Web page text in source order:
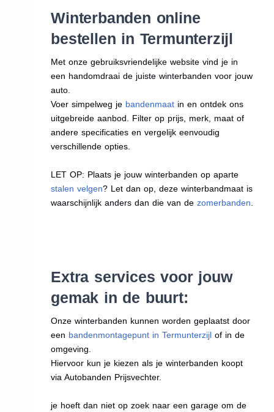
Winterbanden online
bestellen in Termunterzijl
Met onze gebruiksvriendelijke website vind je in
een handomdraai de juiste winterbanden voor jouw
auto.
Voer simpelweg je bandenmaat in en ontdek ons
uitgebreide aanbod. Filter op prijs, merk, maat of
andere specificaties en vergelijk eenvoudig
verschillende opties.
LET OP: Plaats je jouw winterbanden op aparte
stalen velgen? Let dan op, deze winterbandmaat is
waarschijnlijk anders dan die van dezomerbanden
Extra services voor jouw
gemak in de buurt:
Onze winterbanden kunnen worden geplaatst door
een bandenmontagepunt in Termunterzijl of in de
omgeving.
Hiervoor kun je kiezen als je winterbanden koopt
via Autobanden Prijsvechter.
je hoeft dan niet op zoek naar een garage om de